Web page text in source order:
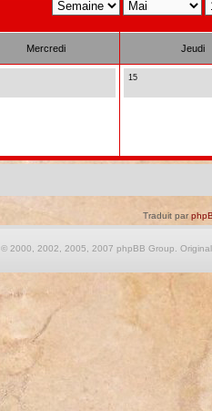
Mercredi Jeudi
15
Traduit par
© 2000, 2002, 2005, 2007 phpBB Group.